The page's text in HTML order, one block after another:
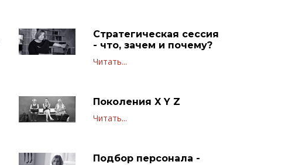
Стратегическая сессия
- что, зачем и почему?
Читать...
Поколения X Y Z
Читать...
Подбор персонала -